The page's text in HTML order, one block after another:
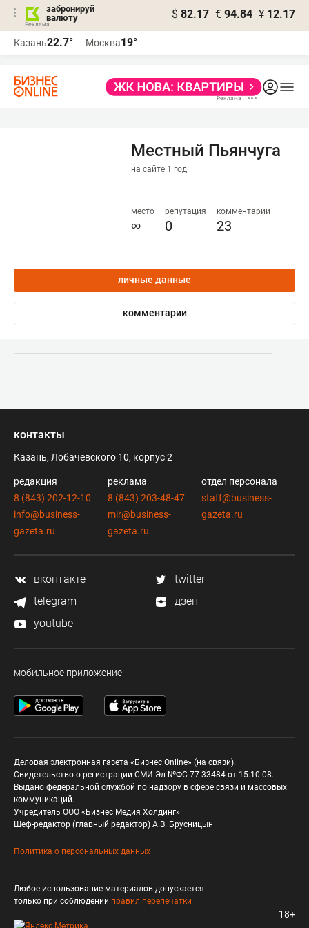
забронируй
валюту
$ 82.17 € 94.84 ¥ 12.17
Казань22.7° Москва19°
Местный Пьянчуга
на сайте 1 год
место
∞
репутация
0
комментарии
23
личные данные
комментарии
контакты
Казань, Лобачевского 10, корпус 2
редакция
8 (843) 202-12-10
info@business-
gazeta.ru
реклама
8 (843) 203-48-47
mir@business-
gazeta.ru
отдел персонала
staff@business-
gazeta.ru
вконтакте
twitter
telegram
дзен
youtube
мобильное приложение
Деловая электронная газета «Бизнес Online» (на связи).
Свидетельство о регистрации СМИ Эл №ФС 77-33484 от 15.10.08.
Выдано федеральной службой по надзору в сфере связи и массовых
коммуникаций.
Учредитель ООО «Бизнес Медия Холдинг»
Шеф-редактор (главный редактор) А.В. Брусницын
Политика о персональных данных
Любое использование материалов допускается
только при соблюдении правил перепечатки
18+